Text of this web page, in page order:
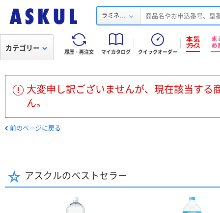
ラミネ...
履歴・再注文 マイカタログ クイックオーダー
カテゴリー
大変申し訳ございませんが、現在該当する
ん。
前のページに戻る
アスクルのベストセラー